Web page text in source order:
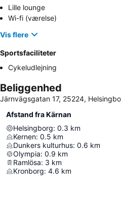
Lille lounge
Wi-fi (værelse)
Vis flere
Sportsfaciliteter
Cykeludlejning
Beliggenhed
Järnvägsgatan 17, 25224,
Afstand fra Kärnan
Helsingborg: 0.3 km
Kernen: 0.5 km
Dunkers kulturhus: 0.6 km
Olympia: 0.9 km
Ramlösa: 3 km
Kronborg: 4.6 km